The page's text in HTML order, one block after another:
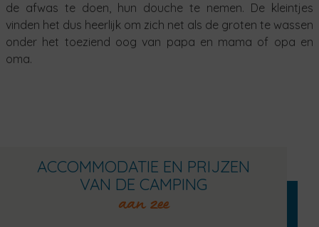
de afwas te doen, hun douche te nemen. De kleintjes
vinden het dus heerlijk om zich net als de groten te wassen
onder het toeziend oog van papa en mama of opa en
oma.
ACCOMMODATIE EN PRIJZEN
VAN DE CAMPING
aan zee